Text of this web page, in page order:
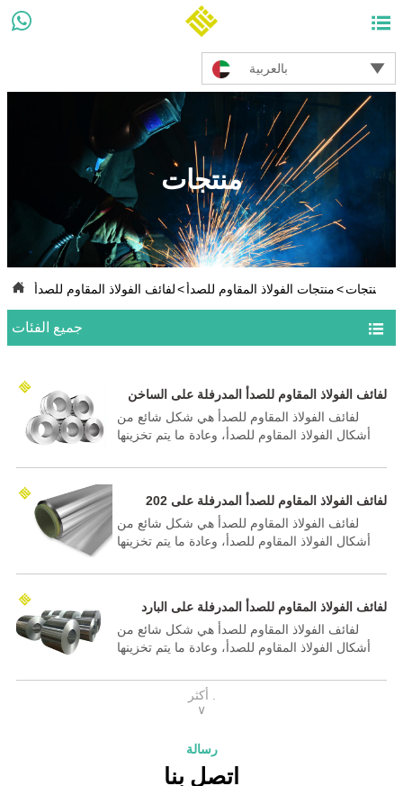
 
بالعربية 
منتجات
 منتجات>منتجات الفولاذ المقاوم للصدأ>لفائف الفولاذ المقاوم للصدأ
جميع الفئات 
لفائف الفولاذ المقاوم للصدأ المدرفلة على الساخن
لفائف الفولاذ المقاوم للصدأ هي شكل شائع من
أشكال الفولاذ المقاوم للصدأ، وعادة ما يتم تخزينها
للمعالجة بالحرارة، ومصلدة مسبقًا. يتم تشكيل
شريط الفولاذ المقاوم للصدأ ليناسب التطبيقات
المرغوبة من خلال عمليات مثل التقطيع، والحواف،
والتلدين، والقص، والتلميع، والتخمير، والتشطيب
المخصص الإضافي.
202 لفائف الفولاذ المقاوم للصدأ المدرفلة على
الساخنلفائف الفولاذ المقاوم للصدأ هي شكل شائع من
أشكال الفولاذ المقاوم للصدأ، وعادة ما يتم تخزينها
للمعالجة بالحرارة، ومصلدة مسبقًا. يتم تشكيل
شريط الفولاذ المقاوم للصدأ ليناسب التطبيقات
المرغوبة من خلال عمليات مثل التقطيع، والحواف،
والتلدين، والقص، والتلميع، والتخمير، والتشطيب
المخصص الإضافي.
لفائف الفولاذ المقاوم للصدأ المدرفلة على البارد
لفائف الفولاذ المقاوم للصدأ هي شكل شائع من
أشكال الفولاذ المقاوم للصدأ، وعادة ما يتم تخزينها
للمعالجة بالحرارة، ومصلدة مسبقًا. يتم تشكيل
شريط الفولاذ المقاوم للصدأ ليناسب التطبيقات
المخصص الإضافي.
∨
رسالة
اتصل بنا